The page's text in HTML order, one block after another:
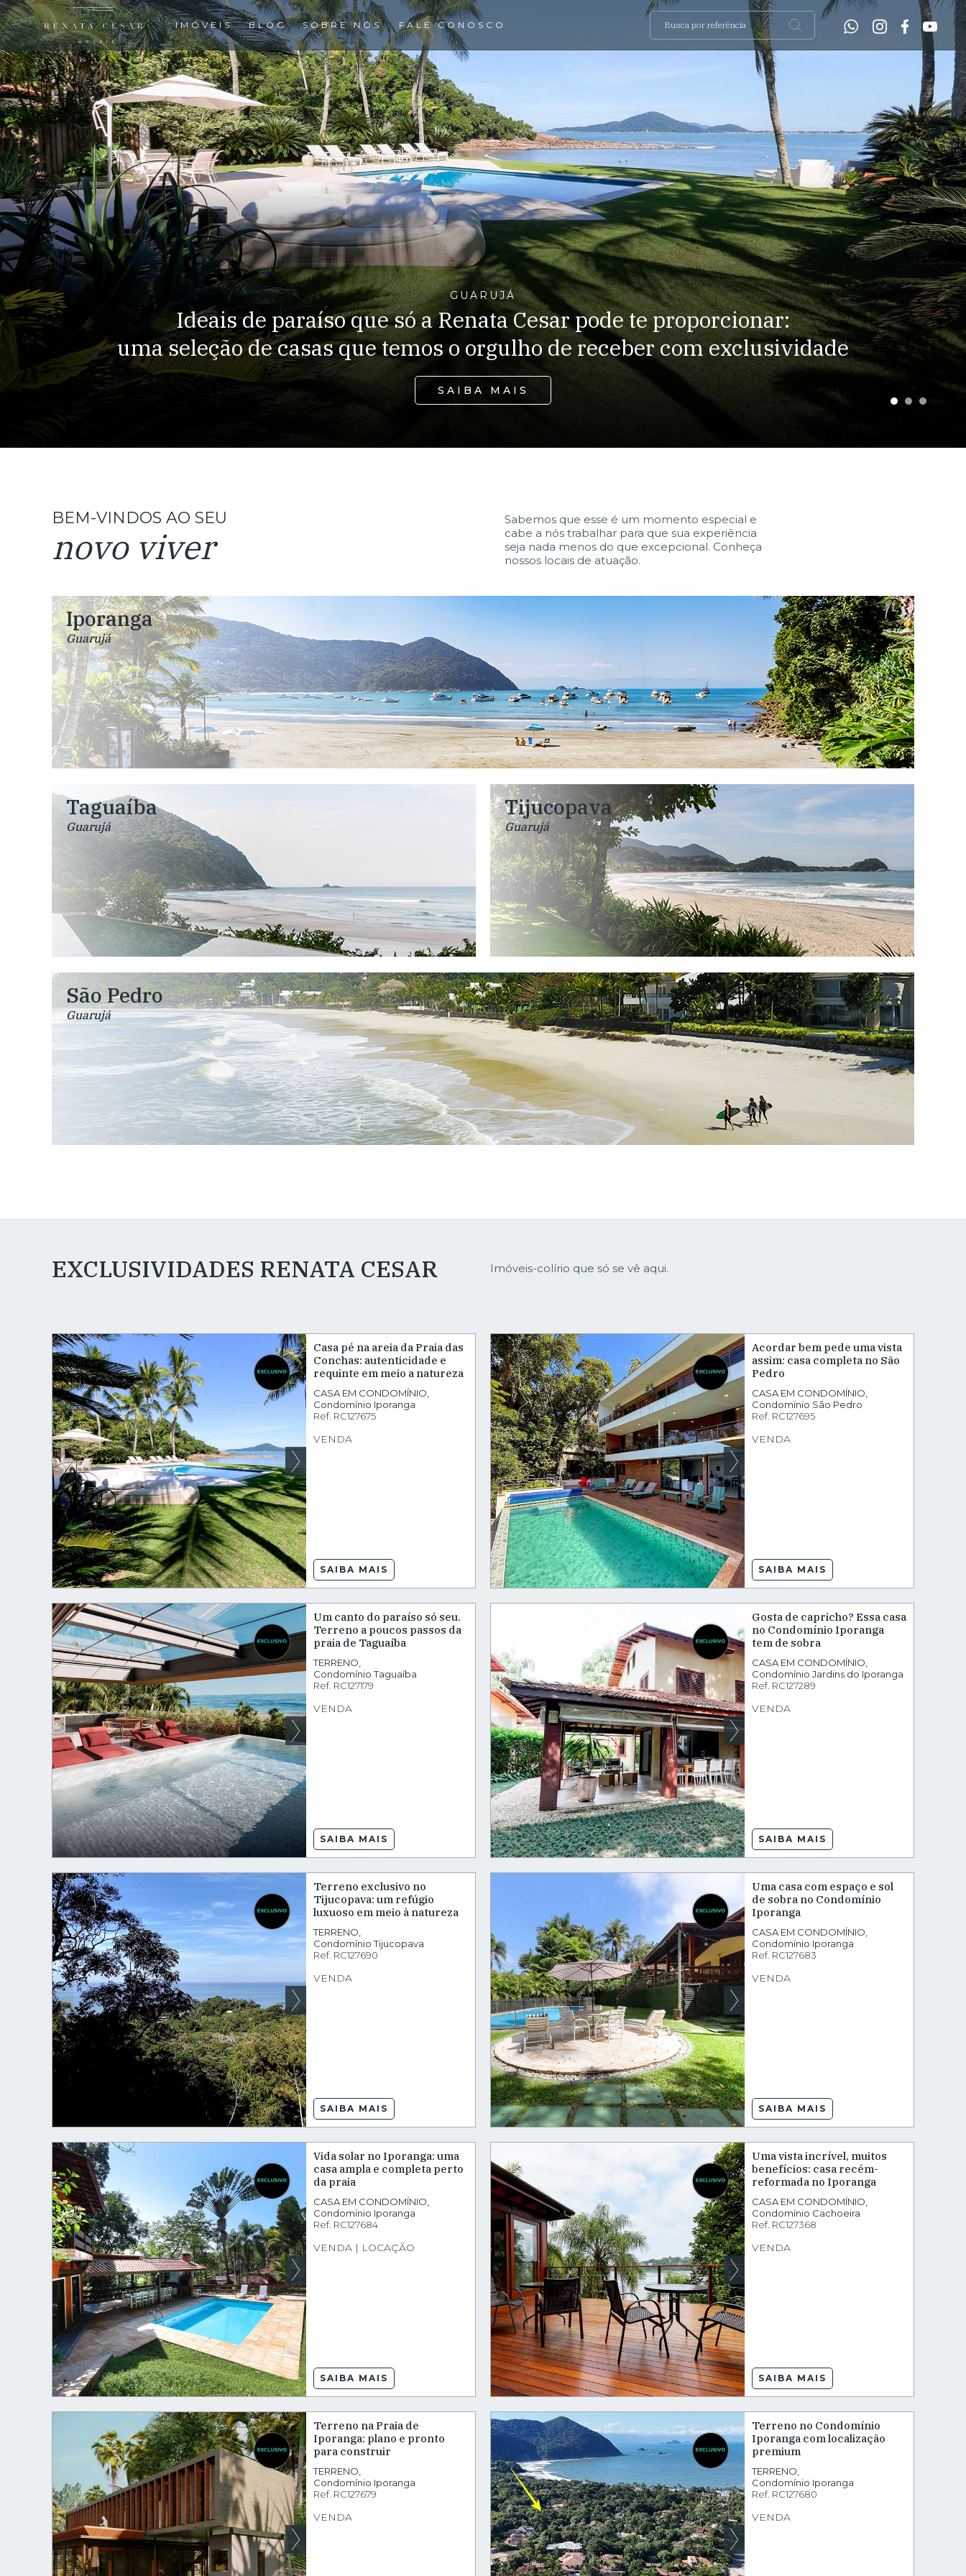
IMÓVEIS BLOG SOBRE NÓS FALE CONOSCO
GUARUJÁ
Ideais de paraíso que só a Renata Cesar pode te proporcionar:
uma seleção de casas que temos o orgulho de receber com exclusividade
SAIBA MAIS
BEM-VINDOS AO SEU
novo viver
Sabemos que esse é um momento especial e
cabe a nós trabalhar para que sua experiência
seja nada menos do que excepcional. Conheça
nossos locais de atuação.
Iporanga
Guarujá
Taguaíba
Guarujá
Tijucopava
Guarujá
São Pedro
Guarujá
EXCLUSIVIDADES RENATA CESAR Imóveis-colírio que só se vê aqui.
Casa pé na areia da Praia das
Conchas: autenticidade e
requinte em meio a natureza
CASA EM CONDOMÍNIO
Condomínio Iporanga
Ref. RC127675
VENDA
SAIBA MAIS
Acordar bem pede uma vista
assim: casa completa no São
Pedro
CASA EM CONDOMÍNIO
Condomínio São Pedro
Ref. RC127695
VENDA
SAIBA MAIS
Um canto do paraíso só seu.
Terreno a poucos passos da
praia de Taguaíba
TERRENO
Condomínio Taguaíba
Ref. RC127179
VENDA
SAIBA MAIS
Gosta de capricho? Essa casa
no Condomínio Iporanga
tem de sobra
CASA EM CONDOMÍNIO
Condomínio Jardins do Iporanga
Ref. RC127289
VENDA
SAIBA MAIS
Terreno exclusivo no
Tijucopava: um refúgio
luxuoso em meio à natureza
TERRENO
Condomínio Tijucopava
Ref. RC127690
VENDA
SAIBA MAIS
Uma casa com espaço e sol
de sobra no Condomínio
Iporanga
CASA EM CONDOMÍNIO
Condomínio Iporanga
Ref. RC127683
VENDA
SAIBA MAIS
Vida solar no Iporanga: uma
casa ampla e completa perto
da praia
CASA EM CONDOMÍNIO
Condomínio Iporanga
Ref. RC127684
VENDA | LOCAÇÃO
SAIBA MAIS
Uma vista incrível, muitos
benefícios: casa recém-
reformada no Iporanga
CASA EM CONDOMÍNIO
Condomínio Cachoeira
Ref. RC127368
VENDA
SAIBA MAIS
Terreno na Praia de
Iporanga: plano e pronto
para construir
TERRENO
Condomínio Iporanga
Ref. RC127679
VENDA
Terreno no Condomínio
Iporanga com localização
premium
TERRENO
Condomínio Iporanga
Ref. RC127680
VENDA